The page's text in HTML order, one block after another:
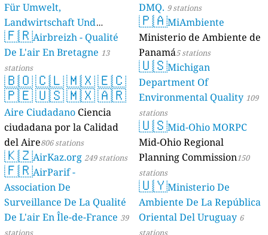
Für Umwelt,
Landwirtschaft Und
Geologie) 50 stations
🇫🇷Airbreizh - Qualité
De L'air En Bretagne 13
stations
🇧🇴🇨🇱🇲🇽🇪🇨
🇵🇪🇺🇸🇲🇽🇦🇷
Aire Ciudadano Ciencia
ciudadana por la Calidad
del Aire806 stations
🇰🇿AirKaz.org 249 stations
🇫🇷AirParif -
Association De
Surveillance De La Qualité
De L'air En Île-de-France 39
stations
DMQ. 9 stations
🇵🇦MiAmbiente
Ministerio de Ambiente de
Panamá5 stations
🇺🇸Michigan
Department Of
Environmental Quality 109
stations
🇺🇸Mid-Ohio MORPC
Mid-Ohio Regional
Planning Commission150
stations
🇺🇾Ministerio De
Ambiente De La República
Oriental Del Uruguay 6
stations